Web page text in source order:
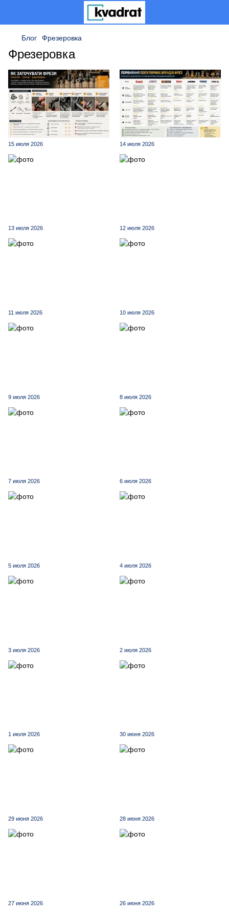
Блог Фрезеровка
Фрезеровка
15 июля 2026 14 июля 2026
13 июля 2026 12 июля 2026
11 июля 2026 10 июля 2026
9 июля 2026 8 июля 2026
7 июля 2026 6 июля 2026
5 июля 2026 4 июля 2026
3 июля 2026 2 июля 2026
1 июля 2026 30 июня 2026
29 июня 2026 28 июня 2026
27 июня 2026 26 июня 2026